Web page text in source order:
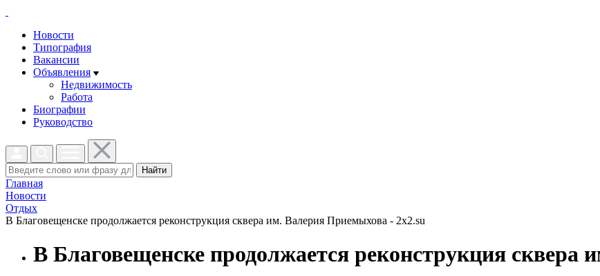
Новости
Типография
Вакансии
Объявления
Недвижимость
Работа
Биографии
Руководство
Найти
Главная
Новости
Отдых
В Благовещенске продолжается реконструкция сквера им. Валерия Приемыхова - 2x2.su
В Благовещенске продолжается реконструкция